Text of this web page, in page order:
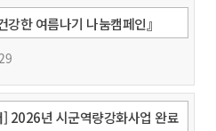
한 여름나기 나눔캠페인』
2026년 시군역량강화사업 완료